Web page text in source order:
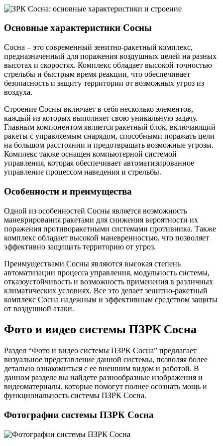
Основные характеристики Сосны
Сосна – это современный зенитно-ракетный комплекс,
предназначенный для поражения воздушных целей на разных
высотах и скоростях. Комплекс обладает высокой точностью
стрельбы и быстрым время реакции, что обеспечивает
безопасность и защиту территории от возможных угроз из
воздуха.
Строение Сосны включает в себя несколько элементов,
каждый из которых выполняет свою уникальную задачу.
Главным компонентом является ракетный блок, включающий
ракеты с управляемым снарядом, способными поражать цели
на большом расстоянии и предотвращать возможные угрозы.
Комплекс также оснащен компьютерной системой
управления, которая обеспечивает автоматизированное
управление процессом наведения и стрельбы.
Особенности и преимущества
Одной из особенностей Сосны является возможность
маневрирования ракетами для снижения вероятности их
поражения противоракетными системами противника. Также
комплекс обладает высокой маневренностью, что позволяет
эффективно защищать территорию от угроз.
Преимуществами Сосны являются высокая степень
автоматизации процесса управления, модульность системы,
отказоустойчивость и возможность применения в различных
климатических условиях. Все это делает зенитно-ракетный
комплекс Сосна надежным и эффективным средством защиты
от воздушной атаки.
Фото и видео системы ПЗРК Сосна
Раздел “Фото и видео системы ПЗРК Сосна” предлагает
визуальное представление данной системы, позволяя более
детально ознакомиться с ее внешним видом и работой. В
данном разделе вы найдете разнообразные изображения и
видеоматериалы, которые помогут полнее осознать мощь и
функциональность системы ПЗРК Сосна.
Фотографии системы ПЗРК Сосна